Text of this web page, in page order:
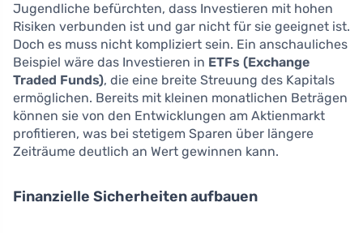
Jugendliche befürchten, dass Investieren mit hohen
Risiken verbunden ist und gar nicht für sie geeignet ist.
Doch es muss nicht kompliziert sein. Ein anschauliches
Beispiel wäre das Investieren in ETFs (Exchange
Traded Funds), die eine breite Streuung des Kapitals
ermöglichen. Bereits mit kleinen monatlichen Beträgen
können sie von den Entwicklungen am Aktienmarkt
profitieren, was bei stetigem Sparen über längere
Zeiträume deutlich an Wert gewinnen kann.
Finanzielle Sicherheiten aufbauen